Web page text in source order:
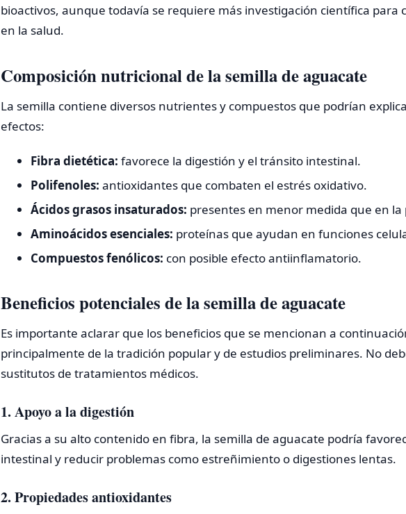
bioactivos, aunque todavía se requiere más investigación científica para
en la salud.
Composición nutricional de la semilla de aguacate
La semilla contiene diversos nutrientes y compuestos que podrían
efectos:
Fibra dietética: favorece la digestión y el tránsito intestinal.
Polifenoles: antioxidantes que combaten el estrés oxidativo.
Ácidos grasos insaturados: presentes en menor medida que en la
Aminoácidos esenciales: proteínas que ayudan en funciones
Compuestos fenólicos: con posible efecto antiinflamatorio.
Beneficios potenciales de la semilla de aguacate
Es importante aclarar que los beneficios que se mencionan a
principalmente de la tradición popular y de estudios preliminares. No
sustitutos de tratamientos médicos.
1. Apoyo a la digestión
Gracias a su alto contenido en fibra, la semilla de aguacate podría
intestinal y reducir problemas como estreñimiento o digestiones lentas.
2. Propiedades antioxidantes